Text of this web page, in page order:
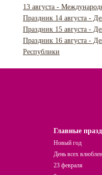
13 августа -
Праздник 14 августа -
Праздник 15 августа -
Праздник 16 августа -
Республики
Главные
Новый год
День всех
23 февраля